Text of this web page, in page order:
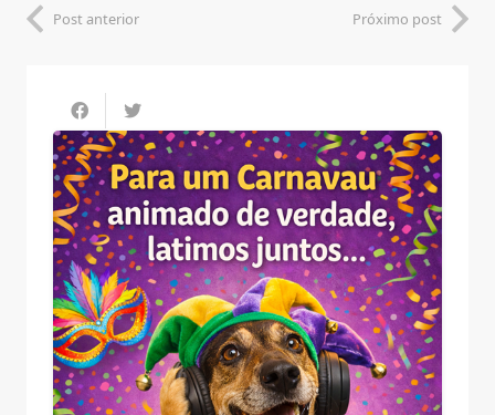
Post anterior Próximo post